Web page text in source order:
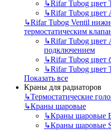
↳Rifar Tubog цвет
↳Rifar Tubog цвет
↳Rifar Tubog Ventil
термостатическим
↳Rifar Tubog
подключением
↳Rifar Tubog
↳Rifar Tubog
Показать все
Краны для радиаторов
↳Термостатические
↳Краны шаровые
↳Краны шаровые
↳Краны шаровые